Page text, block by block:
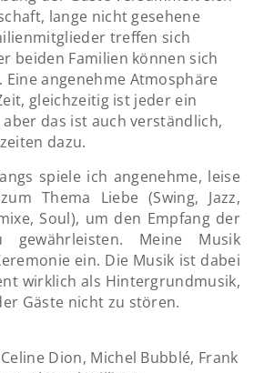
lange nicht gesehene
treffen sich
beiden Familien können sich
angenehme Atmosphäre
gleichzeitig ist jeder ein
das ist auch verständlich,
dazu.
spiele ich angenehme, leise
Thema Liebe (Swing, Jazz,
Soul), um den Empfang der
gewährleisten. Meine Musik
ein. Die Musik ist dabei
wirklich als Hintergrundmusik,
Gäste nicht zu stören.
Dion, Michel Bubblé, Frank